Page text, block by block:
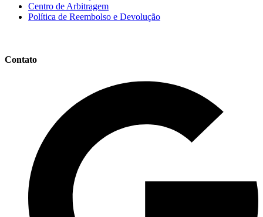
Centro de Arbitragem
Política de Reembolso e Devolução
Contato